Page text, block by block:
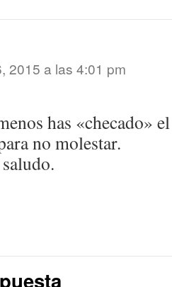
2015 a las 4:01 pm
has «checado»
no molestar.